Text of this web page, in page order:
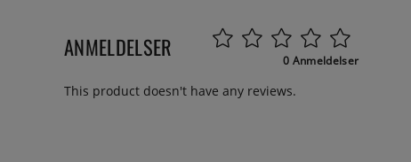
ANMELDELSER 0 Anmeldelser
This product doesn't have any reviews.